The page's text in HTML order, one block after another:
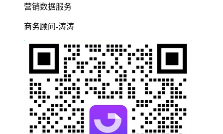
营销数据服务
商务顾问-涛涛